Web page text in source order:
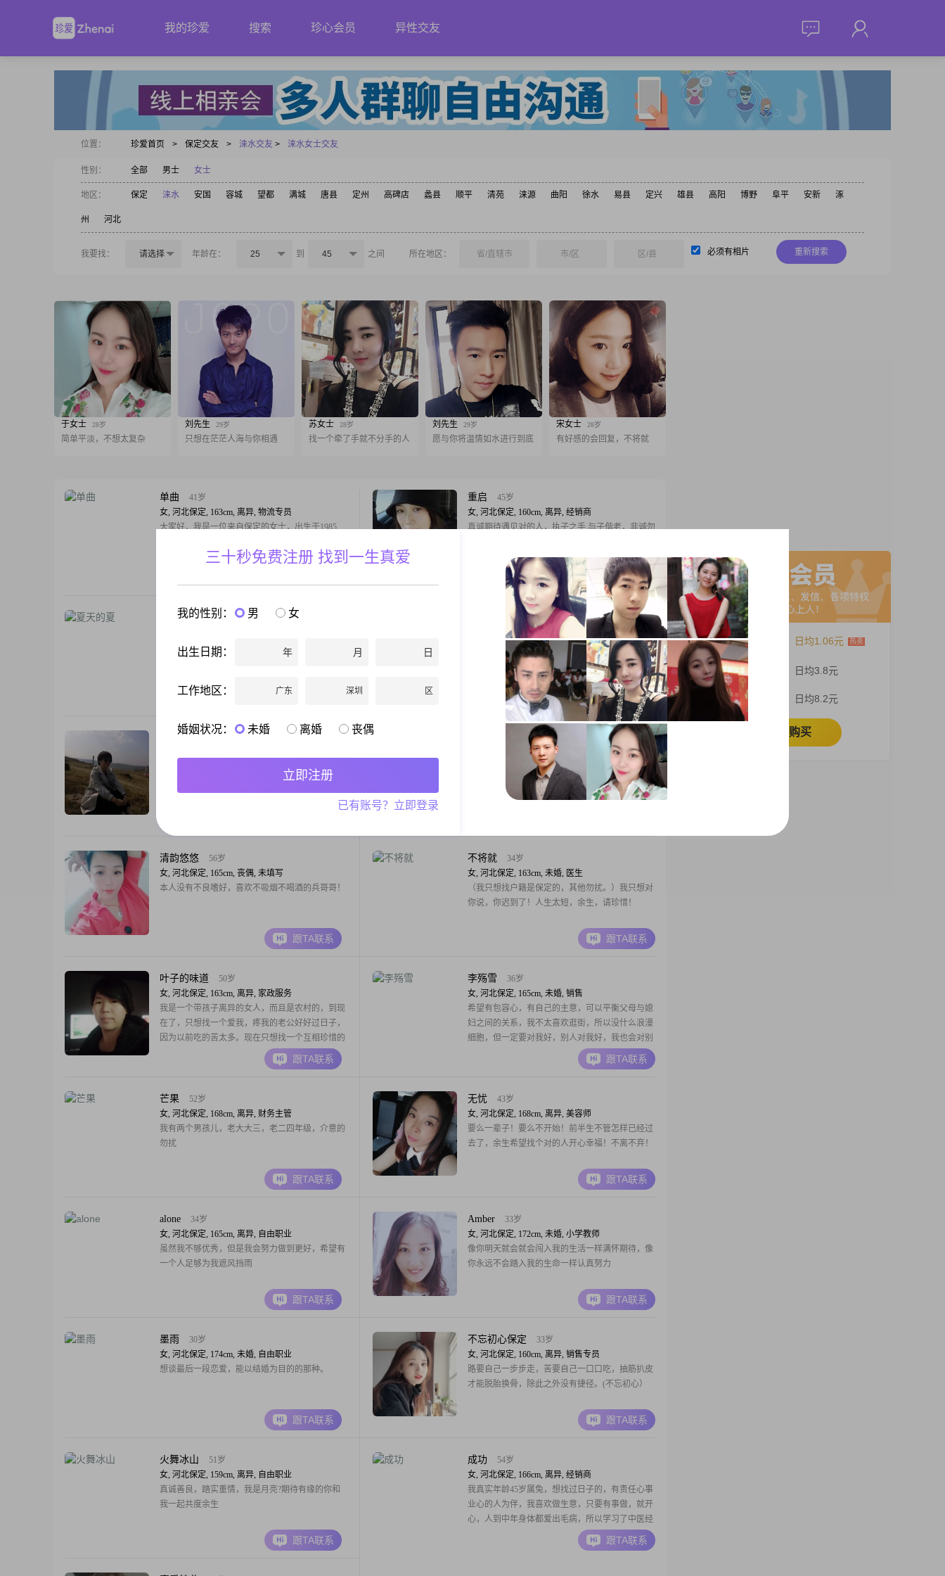
我的珍爱 搜索 珍心会员 异性交友
位置： 珍爱首页 > 保定交友 > 涞水交友 > 涞水女士交友
性别： 全部 男士 女士
地区： 保定 涞水 安国 容城 望都 满城 唐县 定州 高碑店 蠡县 顺平 清苑 涞源 曲阳 徐水 易县 定兴 雄县 高阳 博野 阜平 安新 涿
州 河北
我要找： 请选择 年龄在： 25 到 45 之间 所在地区： 省/直辖市 市/区 区/县 必须有相片 重新搜索
于女士 28岁
简单平淡，不想太复杂
刘先生 29岁
只想在茫茫人海与你相遇
苏女士 28岁
找一个牵了手就不分手的人
刘先生 29岁
愿与你将温情如水进行到底
宋女士 28岁
有好感的会回复，不将就
单曲
41岁
女, 河北保定, 163cm, 离异, 物流专员
大家好，我是一位来自保定的女士，出生于1985
目前从事一份稳定的工作##3002##虽然我的学历是
升自己的能力和素质##3002##我性格中最为突出的
站在他人的角度
重启
45岁
女, 河北保定, 160cm, 离异, 经销商
真诚期待遇见对的人，执子之手 与子偕老，非诚勿
跟TA联系
夏天的夏
39岁
生活简单实在，真诚交友，对另一半没太多要求，
56岁
女, 河北保定, 165cm, 丧偶, 店员
宁愿骄傲的孤单，绝不委屈的喜欢！希望能在这里
遇到余生相伴！
跟TA联系
等一个人
我在涞水，愿你早一点儿到来！生活不易，愿和你
34岁
女, 河北保定, 156cm, 离异, 小学教师
我想要无拘无束的活着，做自己想做的事。历尽千
帆，才知道每个人都不能随心所欲，任性而为。我
想找一个有责任肯担当的他，一起走完后半生。
清韵悠悠
56岁
女, 河北保定, 165cm, 丧偶, 未填写
本人没有不良嗜好，喜欢不吸烟不喝酒的兵哥哥！
跟TA联系
不将就
34岁
女, 河北保定, 163cm, 未婚, 医生
（我只想找户籍是保定的，其他勿扰。）我只想对
你说，你迟到了！人生太短，余生，请珍惜！
跟TA联系
叶子的味道
50岁
女, 河北保定, 163cm, 离异, 家政服务
我是一个带孩子离异的女人，而且是农村的，到现
在了，只想找一个爱我，疼我的老公好好过日子，
因为以前吃的苦太多。现在只想找一个互相珍惜的
人，现在的工作是育儿嫂，带一个14岁上高中的儿
跟TA联系
李殇雪
36岁
女, 河北保定, 165cm, 未婚, 销售
希望有包容心，有自己的主意，可以平衡父母与媳
妇之间的关系，我不太喜欢逛街，所以没什么浪漫
细胞，但一定要对我好，别人对我好，我也会对别
人好的，我很好相处的，离异勿扰
跟TA联系
芒果
52岁
女, 河北保定, 168cm, 离异, 财务主管
我有两个男孩儿，老大大三，老二四年级，介意的
勿扰
跟TA联系
无忧
43岁
女, 河北保定, 168cm, 离异, 美容师
要么一辈子！要么不开始！前半生不管怎样已经过
去了，余生希望找个对的人开心幸福！不离不弃！
跟TA联系
alone
34岁
女, 河北保定, 165cm, 离异, 自由职业
虽然我不够优秀，但是我会努力做到更好，希望有
一个人足够为我遮风挡雨
跟TA联系
Amber
33岁
女, 河北保定, 172cm, 未婚, 小学教师
像你明天就会就会闯入我的生活一样满怀期待，像
你永远不会踏入我的生命一样认真努力
跟TA联系
墨雨
30岁
女, 河北保定, 174cm, 未婚, 自由职业
想谈最后一段恋爱，能以结婚为目的的那种。
跟TA联系
不忘初心保定
33岁
女, 河北保定, 160cm, 离异, 销售专员
路要自己一步步走，苦要自己一口口吃，抽筋扒皮
才能脱胎换骨，除此之外没有捷径。(不忘初心）
跟TA联系
火舞冰山
51岁
女, 河北保定, 159cm, 离异, 自由职业
真诚善良，踏实重情，我是月亮?期待有缘的你和
我一起共度余生
跟TA联系
成功
54岁
女, 河北保定, 166cm, 离异, 经销商
我真实年龄45岁属兔，想找过日子的，有责任心事
业心的人为伴，我喜欢做生意，只要有事做，就开
心，人到中年身体都爱出毛病，所以学习了中医经
络疏通，是为了家人健康才学习的，，所以希望我
的家人远离药物，，，，现在我在北京公司上班，
跟TA联系
日均1.06元
日均3.8元
日均8.2元
立即购买
三十秒免费注册 找到一生真爱
我的性别： 男 女
出生日期： 年 月 日
工作地区： 广东 深圳 区
婚姻状况： 未婚 离婚 丧偶
立即注册
已有账号？立即登录